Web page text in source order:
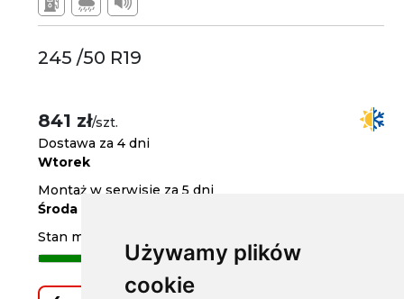
Używamy plików
cookie
245 /50 R19
841 zł/szt.
Dostawa za 4 dni
Wtorek
Montaż w serwisie za 5 dni
Środa
Stan magazynowy